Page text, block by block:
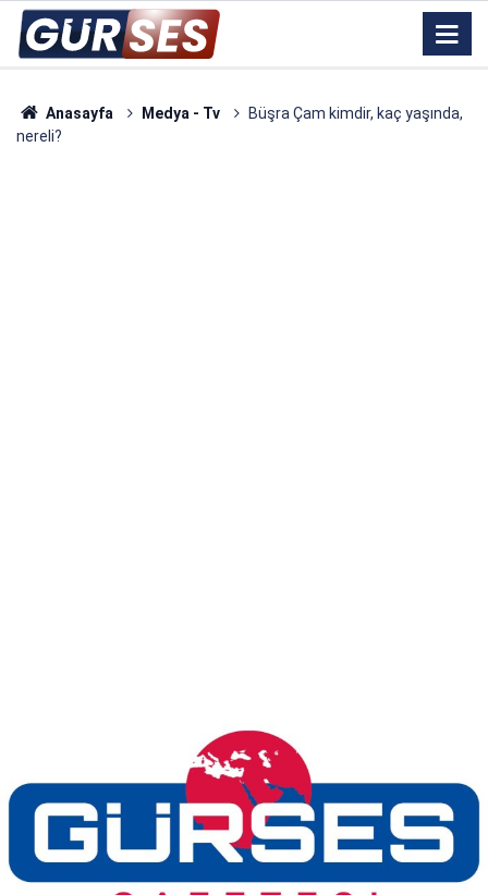
Anasayfa Medya - Tv
Büşra Çam kimdir, kaç yaşında,
nereli?